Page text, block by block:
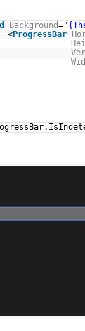
Background=
<ProgressBar